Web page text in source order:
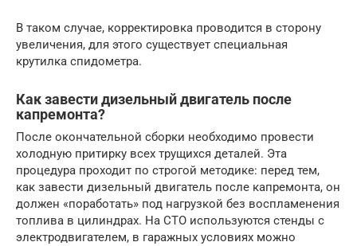
В таком случае, корректировка проводится в сторону
увеличения, для этого существует специальная
крутилка спидометра.
Как завести дизельный двигатель после
капремонта?
После окончательной сборки необходимо провести
холодную притирку всех трущихся деталей. Эта
процедура проходит по строгой методике: перед тем,
как завести дизельный двигатель после капремонта, он
должен «поработать» под нагрузкой без воспламенения
топлива в цилиндрах. На СТО используются стенды с
электродвигателем, в гаражных условиях можно